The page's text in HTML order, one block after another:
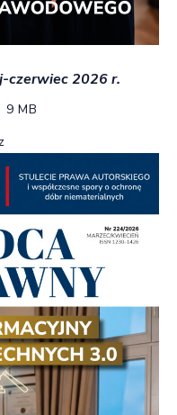
czerwiec 2026 r.
9 MB